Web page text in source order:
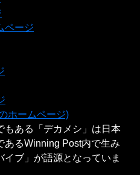
ページ
ホームページ)
もある「デカメシ」は日本
あるWinning Post内で生み
ブ」が語源となっていま